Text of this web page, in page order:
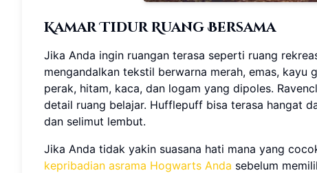
Kamar Tidur Ruang Bersama
Jika Anda ingin ruangan terasa seperti ruang
mengandalkan tekstil berwarna merah, emas,
perak, hitam, kaca, dan logam yang dipoles.
detail ruang belajar. Hufflepuff bisa terasa hangat
dan selimut lembut.
Jika Anda tidak yakin suasana hati mana yang
kepribadian asrama Hogwarts Anda sebelum